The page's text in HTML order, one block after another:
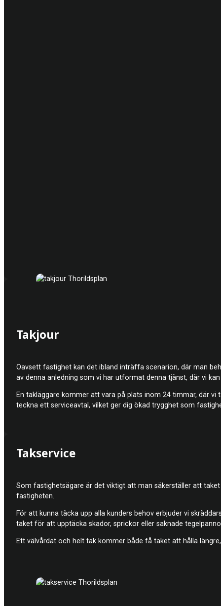
Takjour
Oavsett fastighet kan det ibland inträffa scenarion, där man
av denna anledning som vi har utformat denna tjänst, där vi
En takläggare kommer att vara på plats inom 24 timmar, där
teckna ett serviceavtal, vilket ger dig ökad trygghet som
Takservice
Som fastighetsägare är det viktigt att man säkerställer att
fastigheten.
För att kunna täcka upp alla kunders behov erbjuder vi
taket för att upptäcka skador, sprickor eller saknade
Ett välvårdat och helt tak kommer både få taket att hålla